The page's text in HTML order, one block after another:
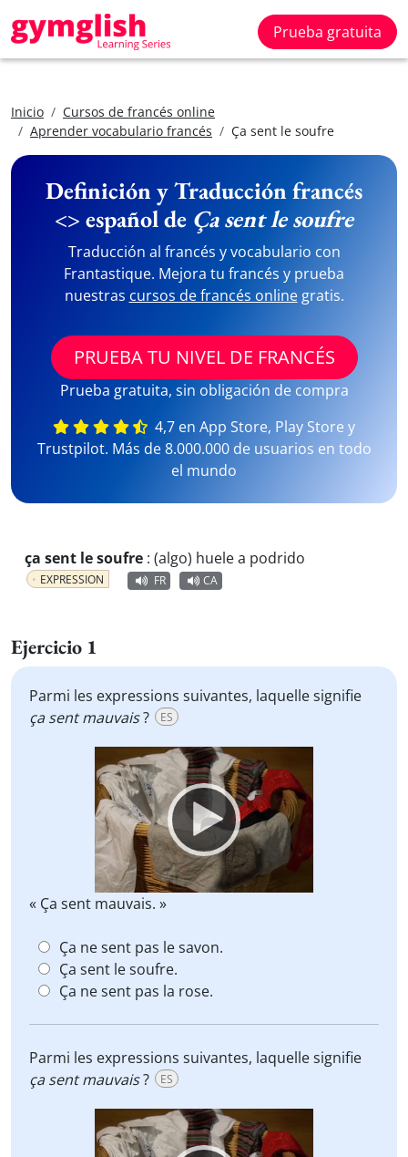
Prueba gratuita
Inicio
Cursos de francés online
Aprender vocabulario francés
Ça sent le soufre
Definición y Traducción francés
<> español de Ça sent le soufre
Traducción al francés y vocabulario con
Frantastique. Mejora tu francés y prueba
nuestras cursos de francés onlinegratis.
PRUEBA TU NIVEL DE FRANCÉS
Prueba gratuita, sin obligación de compra
4,7 en App Store, Play Store y
Trustpilot. Más de 8.000.000 de usuarios en todo
el mundo
ça sent le soufre : (algo) huele a podrido
EXPRESSION FR CA
Ejercicio 1
Parmi les expressions suivantes, laquelle signifie
ça sent mauvais? ES
Video
Player
« Ça sent mauvais. »
Ça ne sent pas le savon.
Ça sent le soufre.
Ça ne sent pas la rose.
Parmi les expressions suivantes, laquelle signifie
ça sent mauvais? ES
Video
Player